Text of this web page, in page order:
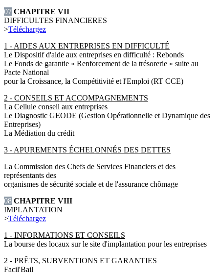
07 CHAPITRE VII
DIFFICULTES FINANCIERES
>Téléchargez
1 - AIDES AUX ENTREPRISES EN DIFFICULTÉ
Le Dispositif d'aide aux entreprises en difficulté : Rebonds
Le Fonds de garantie « Renforcement de la trésorerie » suite au
Pacte National
pour la Croissance, la Compétitivité et l'Emploi (RT CCE)
2 - CONSEILS ET ACCOMPAGNEMENTS
La Cellule conseil aux entreprises
Le Diagnostic GEODE (Gestion Opérationnelle et Dynamique des
Entreprises)
La Médiation du crédit
3 - APUREMENTS ÉCHELONNÉS DES DETTES
La Commission des Chefs de Services Financiers et des
représentants des
organismes de sécurité sociale et de l'assurance chômage
08 CHAPITRE VIII
IMPLANTATION
>Téléchargez
1 - INFORMATIONS ET CONSEILS
La bourse des locaux sur le site d'implantation pour les entreprises
2 - PRÊTS, SUBVENTIONS ET GARANTIES
Facil'Bail